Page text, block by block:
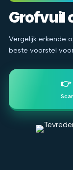
Grofvuil
Vergelijk erkende
beste voorstel
👉